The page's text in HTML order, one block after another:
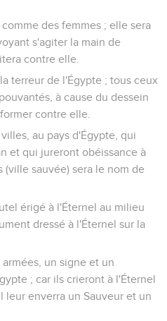
des femmes ; elle sera
s'agiter la main de
contre elle.
terreur de l'Égypte ; tous ceux
à cause du dessein
contre elle.
au pays d'Égypte, qui
et qui jureront obéissance à
(ville sauvée) sera le nom de
érigé à l'Éternel au milieu
dressé à l'Éternel sur la
un signe et un
; car ils crieront à l'Éternel
leur enverra un Sauveur et un